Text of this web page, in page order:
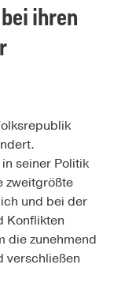
ihren
seiner Politik
zweitgrößte
und bei der
Konflikten
die zunehmend
verschließen